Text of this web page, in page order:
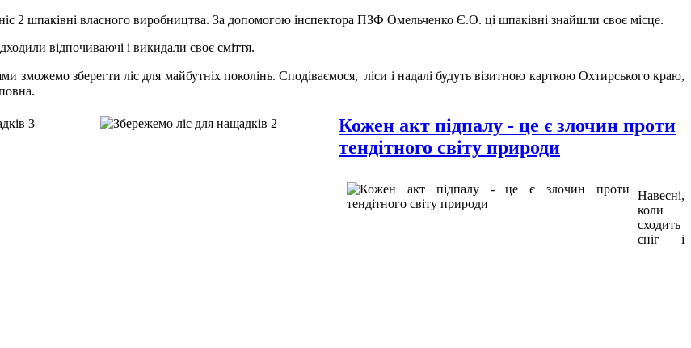
2 шпаківні власного виробництва. За допомогою інспектора ПЗФ Омельченко Є.О. ці шпаківні знайшли своє місце.
відпочиваючі і викидали своє сміття.
зберегти ліс для майбутніх поколінь. Сподіваємося, ліси і надалі будуть візитною карткою Охтирського краю,
Кожен акт підпалу - це є злочин проти
тендітного світу природи
Навесні,
коли
сходить
сніг і